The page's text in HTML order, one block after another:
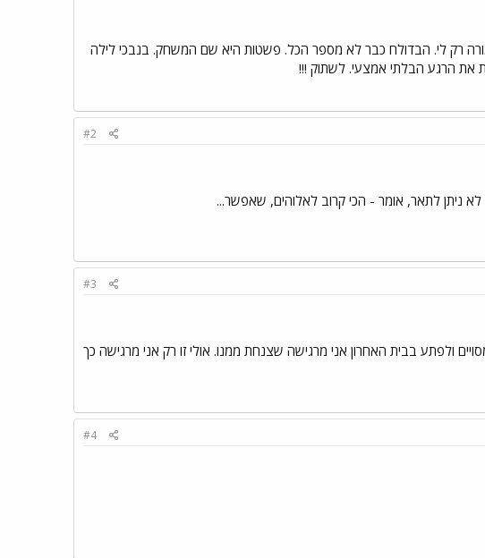
רק לי. הבדולח כבר לא מספר הכל. פשטות היא שם המשחק. בנבכי לילה
את הרגע הבלתי אמצעי. לשתוק !!!
#2
ניתן לתאר, אומר - הכי קרוב לאלוהים, שאפשר...
#3
ולפתע בבית האחרון אני מרגישה שצנחת ממנו. אולי זו רק אני מרגישה כך
#4